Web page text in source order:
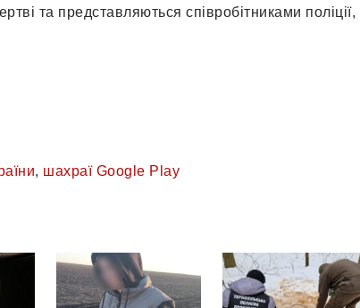
та представляються співробітниками поліції,
, шахраї Google Play